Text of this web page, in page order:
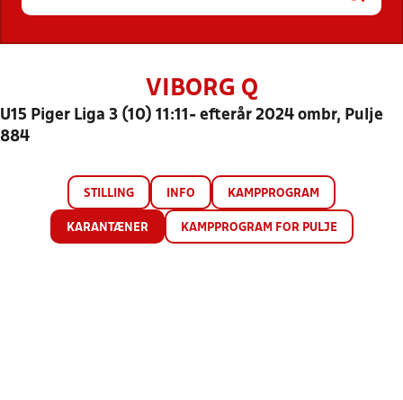
VIBORG Q
U15 Piger Liga 3 (10) 11:11- efterår 2024 ombr, Pulje
884
STILLING INFO KAMPPROGRAM
KARANTÆNER KAMPPROGRAM FOR PULJE